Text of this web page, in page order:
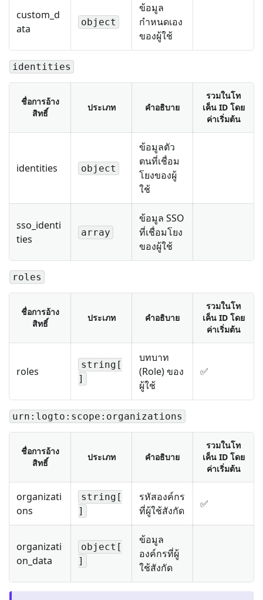
custom_d
ata
object
ข้อมูล
กำหนดเอง
ของผู้ใช้
identities
ชื่อการอ้าง
สิทธิ์
ประเภท คำอธิบาย
รวมในโท
เค็น ID โดย
ค่าเริ่มต้น
identities object
ข้อมูลตัว
ตนที่เชื่อม
โยงของผู้
ใช้
sso_identi
ties
array
ข้อมูล SSO
ที่เชื่อมโยง
ของผู้ใช้
roles
ชื่อการอ้าง
สิทธิ์
ประเภท คำอธิบาย
รวมในโท
เค็น ID โดย
ค่าเริ่มต้น
roles
string[
]
บทบาท
(Role) ของ
ผู้ใช้
✅
urn:logto:scope:organizations
ชื่อการอ้าง
สิทธิ์
ประเภท คำอธิบาย
รวมในโท
เค็น ID โดย
ค่าเริ่มต้น
organizati
ons
string[
]
รหัสองค์กร
ที่ผู้ใช้สังกัด
✅
organizati
on_data
object[
]
ข้อมูล
องค์กรที่ผู้
ใช้สังกัด